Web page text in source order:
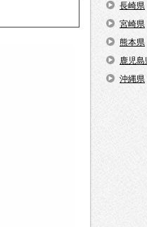
長崎県
宮崎県
熊本県
鹿児島
沖縄県